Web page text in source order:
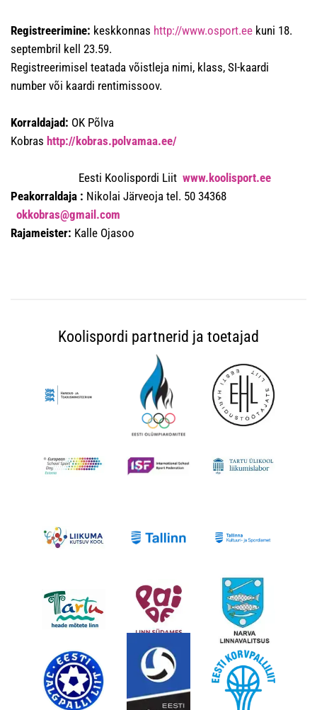
Registreerimine: keskkonnas http://www.osport.ee kuni 18.
septembril kell 23.59.
Registreerimisel teatada võistleja nimi, klass, SI-kaardi
number või kaardi rentimissoov.
Korraldajad: OK Põlva
Kobras http://kobras.polvamaa.ee/
Eesti Koolispordi Liit www.koolisport.ee
Peakorraldaja : Nikolai Järveoja tel. 50 34368
okkobras@gmail.com
Rajameister: Kalle Ojasoo
Koolispordi partnerid ja toetajad